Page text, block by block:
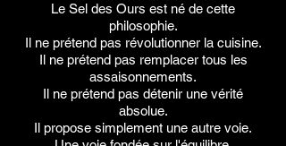
Le Sel des Ours est né de cette
philosophie.
Il ne prétend pas révolutionner la cuisine.
Il ne prétend pas remplacer tous les
assaisonnements.
Il ne prétend pas détenir une vérité
absolue.
Il propose simplement une autre voie.